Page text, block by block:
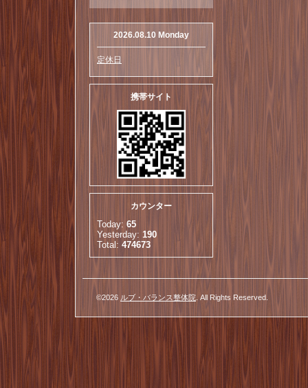
2026.08.10 Monday
定休日
携帯サイト
カウンター
Today: 65
Yesterday: 190
Total: 474673
©2026 ルブ・バランス整体院 . All Rights Reserved.